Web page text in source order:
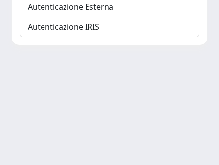
Autenticazione Esterna
Autenticazione IRIS